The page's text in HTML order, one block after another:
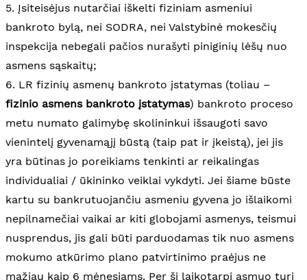
5. Įsiteisėjus nutarčiai iškelti fiziniam asmeniui
bankroto bylą, nei SODRA, nei Valstybinė mokesčių
inspekcija nebegali pačios nurašyti piniginių lėšų nuo
asmens sąskaitų;
6. LR fizinių asmenų bankroto įstatymas (toliau –
fizinio asmens bankroto įstatymas) bankroto proceso
metu numato galimybę skolininkui išsaugoti savo
vienintelį gyvenamąjį būstą (taip pat ir įkeistą), jei jis
yra būtinas jo poreikiams tenkinti ar reikalingas
individualiai / ūkininko veiklai vykdyti. Jei šiame būste
kartu su bankrutuojančiu asmeniu gyvena jo išlaikomi
nepilnamečiai vaikai ar kiti globojami asmenys, teismui
nusprendus, jis gali būti parduodamas tik nuo asmens
mokumo atkūrimo plano patvirtinimo praėjus ne
mažiau kaip 6 mėnesiams. Per šį laikotarpį asmuo turi